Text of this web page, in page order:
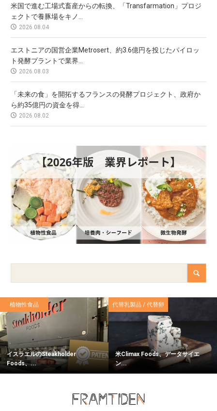
米国で進む工場式畜産からの転換、「Transfarmation」プロジ
ェクトで養豚場をキノ...
2026.08.04
エストニアの国営企業Metrosert、約3.6億円を投じたパイロッ
ト発酵プラントで業界...
2026.08.03
「未来の食」を開拓するフランスの発酵プロジェクト、政府か
ら約35億円の資金を得...
2026.08.02
植物性食品
イスラエルのSteakholder
Foods、...
代替乳製品 / 代替卵
米Climax Foods、データサイエ
ン...